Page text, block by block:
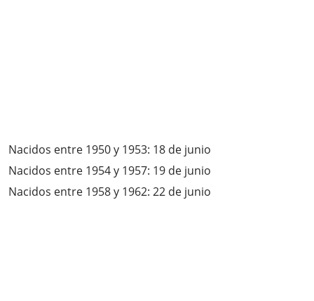
Nacidos entre 1950 y 1953: 18 de junio
Nacidos entre 1954 y 1957: 19 de junio
Nacidos entre 1958 y 1962: 22 de junio